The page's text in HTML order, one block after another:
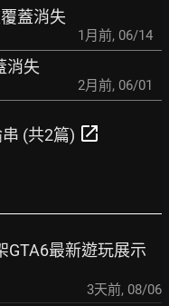
蓋消失
1月前, 06/14
消失
2月前, 06/01
(共2篇) open_in_new
GTA6最新遊玩展示
3天前, 08/06